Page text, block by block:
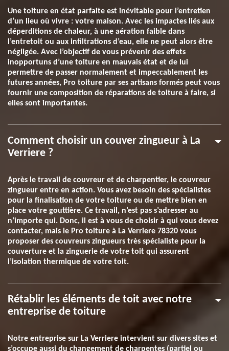
Une toiture en état parfaite est inévitable pour l’entretien
d’un lieu où vivre : votre maison. Avec les impactes liés aux
déperditions de chaleur, à une aération faible dans
l’entretoit ou aux infiltrations d’eau, elle ne peut alors être
négligée. Avec l’objectif de vous prévenir des effets
inopportuns d’une toiture en mauvais état et de lui
permettre de passer normalement et impeccablement les
futures années, Pro toiture par ses artisans formés peut vous
fournir une composition de réparations de toiture à faire, si
elles sont importantes.
Comment choisir un couver zingueur à La
Verriere ?
Après le travail de couvreur et de charpentier, le couvreur
zingueur entre en action. Vous avez besoin des spécialistes
pour la finalisation de votre toiture ou de mettre bien en
place votre gouttière. Ce travail, n’est pas s’adresser au
n’importe qui. Donc, il est à vous de choisir à qui vous devez
contacter, mais le Pro toiture à La Verriere 78320 vous
proposer des couvreurs zingueurs très spécialiste pour la
couverture et la zinguerie de votre toit qui assurent
l’isolation thermique de votre toit.
Rétablir les éléments de toit avec notre
entreprise de toiture
Notre entreprise sur La Verriere intervient sur divers sites et
s’occupe aussi du changement de charpentes (partiel ou